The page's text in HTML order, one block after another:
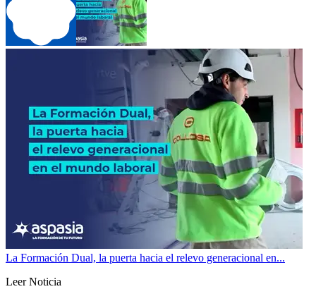
La Formación Dual, la puerta hacia el relevo generacional en...
Leer Noticia